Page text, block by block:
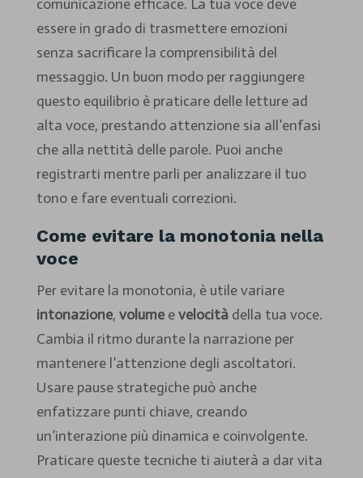
comunicazione efficace. La tua voce deve
essere in grado di trasmettere emozioni
senza sacrificare la comprensibilità del
messaggio. Un buon modo per raggiungere
questo equilibrio è praticare delle letture ad
alta voce, prestando attenzione sia all’enfasi
che alla nettità delle parole. Puoi anche
registrarti mentre parli per analizzare il tuo
tono e fare eventuali correzioni.
Come evitare la monotonia nella
voce
Per evitare la monotonia, è utile variare
intonazione, volumeevelocitàdella tua voce.
Cambia il ritmo durante la narrazione per
mantenere l’attenzione degli ascoltatori.
Usare pause strategiche può anche
enfatizzare punti chiave, creando
un’interazione più dinamica e coinvolgente.
Praticare queste tecniche ti aiuterà a dar vita